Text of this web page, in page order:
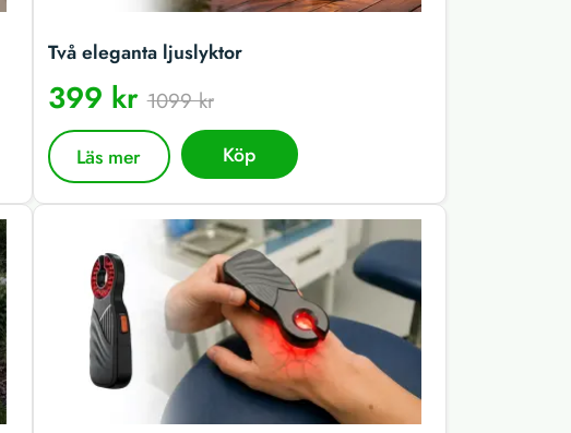
Två eleganta ljuslyktor
399 kr1099 kr
Läs mer Köp